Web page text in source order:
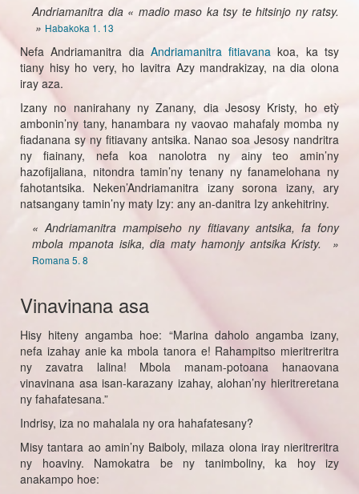
Andriamanitra dia « madio maso ka tsy te hitsinjo ny ratsy.
» Habakoka 1. 13
Nefa Andriamanitra dia Andriamanitra fitiavana koa, ka tsy
tiany hisy ho very, ho lavitra Azy mandrakizay, na dia olona
iray aza.
Izany no nanirahany ny Zanany, dia Jesosy Kristy, ho etỳ
ambonin’ny tany, hanambara ny vaovao mahafaly momba ny
fiadanana sy ny fitiavany antsika. Nanao soa Jesosy nandritra
ny fiainany, nefa koa nanolotra ny ainy teo amin’ny
hazofijaliana, nitondra tamin’ny tenany ny fanamelohana ny
fahotantsika. Neken’Andriamanitra izany sorona izany, ary
natsangany tamin’ny maty Izy: any an-danitra Izy ankehitriny.
« Andriamanitra mampiseho ny fitiavany antsika, fa fony
mbola mpanota isika, dia maty hamonjy antsika Kristy. »
Romana 5. 8
Vinavinana asa
Hisy hiteny angamba hoe: “Marina daholo angamba izany,
nefa izahay anie ka mbola tanora e! Rahampitso mieritreritra
ny zavatra lalina! Mbola manam-potoana hanaovana
vinavinana asa isan-karazany izahay, alohan’ny hieritreretana
ny fahafatesana.”
Indrisy, iza no mahalala ny ora hahafatesany?
Misy tantara ao amin’ny Baiboly, milaza olona iray nieritreritra
ny hoaviny. Namokatra be ny tanimboliny, ka hoy izy
anakampo hoe: